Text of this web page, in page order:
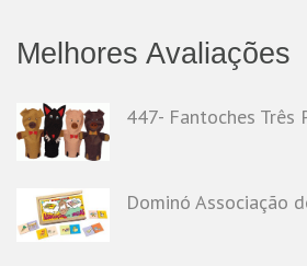
Melhores Avaliações
447- Fantoches Três
Dominó Associação